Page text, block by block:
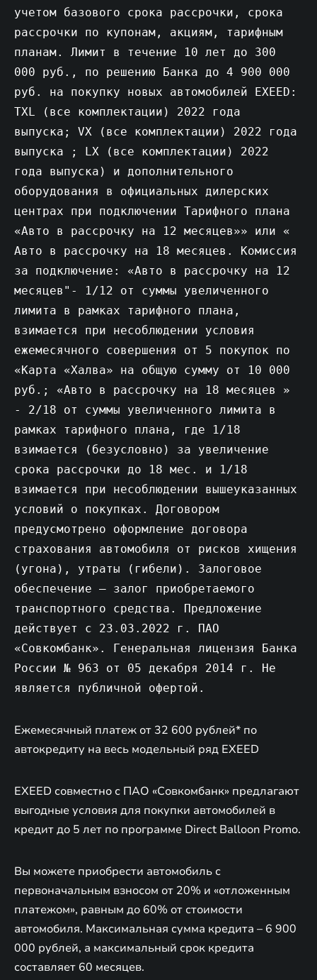
учетом базового срока рассрочки, срока
рассрочки по купонам, акциям, тарифным
планам. Лимит в течение 10 лет до 300
000 руб., по решению Банка до 4 900 000
руб. на покупку новых автомобилей EXEED:
TXL (все комплектации) 2022 года
выпуска; VX (все комплектации) 2022 года
выпуска ; LX (все комплектации) 2022
года выпуска) и дополнительного
оборудования в официальных дилерских
центрах при подключении Тарифного плана
«Авто в рассрочку на 12 месяцев»» или «
Авто в рассрочку на 18 месяцев. Комиссия
за подключение: «Авто в рассрочку на 12
месяцев"- 1/12 от суммы увеличенного
лимита в рамках тарифного плана,
взимается при несоблюдении условия
ежемесячного совершения от 5 покупок по
«Карта «Халва» на общую сумму от 10 000
руб.; «Авто в рассрочку на 18 месяцев »
- 2/18 от суммы увеличенного лимита в
рамках тарифного плана, где 1/18
взимается (безусловно) за увеличение
срока рассрочки до 18 мес. и 1/18
взимается при несоблюдении вышеуказанных
условий о покупках. Договором
предусмотрено оформление договора
страхования автомобиля от рисков хищения
(угона), утраты (гибели). Залоговое
обеспечение – залог приобретаемого
транспортного средства. Предложение
действует c 23.03.2022 г. ПАО
«Совкомбанк». Генеральная лицензия Банка
России № 963 от 05 декабря 2014 г. Не
является публичной офертой.
Ежемесячный платеж от 32 600 рублей* по
автокредиту на весь модельный ряд EXEED
EXEED совместно с ПАО «Совкомбанк» предлагают
выгодные условия для покупки автомобилей в
кредит до 5 лет по программе Direct Balloon Promo.
Вы можете приобрести автомобиль с
первоначальным взносом от 20% и «отложенным
платежом», равным до 60% от стоимости
автомобиля. Максимальная сумма кредита – 6 900
000 рублей, а максимальный срок кредита
составляет 60 месяцев.